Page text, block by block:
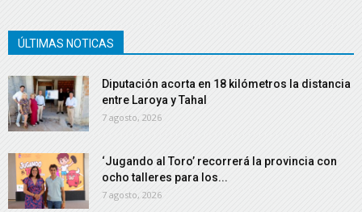
ÚLTIMAS NOTICAS
Diputación acorta en 18 kilómetros la distancia
entre Laroya y Tahal
7 agosto, 2026
‘Jugando al Toro’ recorrerá la provincia con
ocho talleres para los...
7 agosto, 2026